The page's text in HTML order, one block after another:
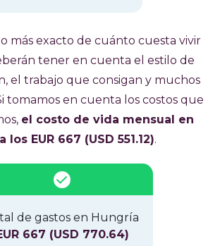
más exacto de cuánto cuesta vivir
tener en cuenta el estilo de
el trabajo que consigan y muchos
tomamos en cuenta los costos que
el costo de vida mensual en
EUR 667 (USD 551.12).
de gastos en Hungría
667 (USD 770.64)